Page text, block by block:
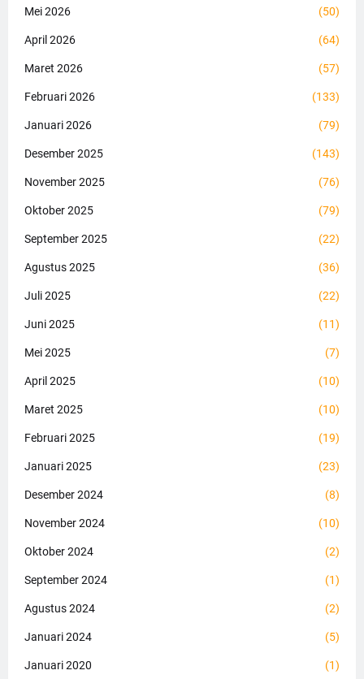
Mei 2026 (50)
April 2026 (64)
Maret 2026 (57)
Februari 2026 (133)
Januari 2026 (79)
Desember 2025 (143)
November 2025 (76)
Oktober 2025 (79)
September 2025 (22)
Agustus 2025 (36)
Juli 2025 (22)
Juni 2025 (11)
Mei 2025 (7)
April 2025 (10)
Maret 2025 (10)
Februari 2025 (19)
Januari 2025 (23)
Desember 2024 (8)
November 2024 (10)
Oktober 2024 (2)
September 2024 (1)
Agustus 2024 (2)
Januari 2024 (5)
Januari 2020 (1)